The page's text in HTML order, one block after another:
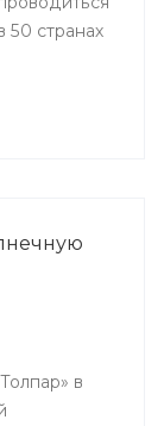
50 странах
в